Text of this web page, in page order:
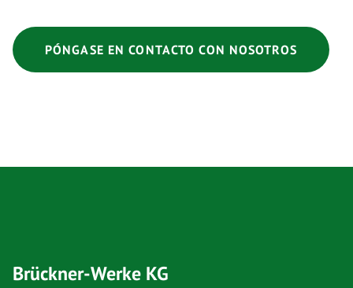
PÓNGASE EN CONTACTO CON NOSOTROS
Brückner-Werke KG